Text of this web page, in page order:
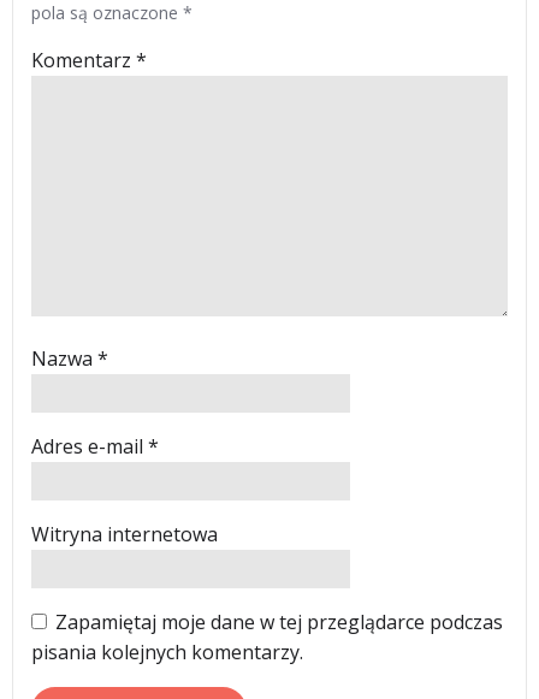
pola są oznaczone *
Komentarz *
Nazwa *
Adres e-mail *
Witryna internetowa
Zapamiętaj moje dane w tej przeglądarce podczas
pisania kolejnych komentarzy.